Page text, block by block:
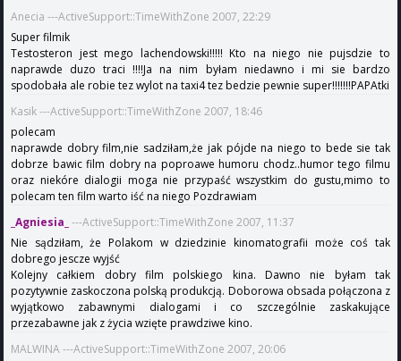
Anecia ---ActiveSupport::TimeWithZone 2007, 22:29
Super filmik
Testosteron jest mego lachendowski!!!!! Kto na niego nie pujsdzie to
naprawde duzo traci !!!!Ja na nim byłam niedawno i mi sie bardzo
spodobała ale robie tez wylot na taxi4 tez bedzie pewnie super!!!!!!!PAPAtki
Kasik ---ActiveSupport::TimeWithZone 2007, 18:46
polecam
naprawde dobry film,nie sadziłam,że jak pójde na niego to bede sie tak
dobrze bawic film dobry na poproawe humoru chodz..humor tego filmu
oraz niekóre dialogii moga nie przypaść wszystkim do gustu,mimo to
polecam ten film warto iść na niego Pozdrawiam
_Agniesia_ ---ActiveSupport::TimeWithZone 2007, 11:37
Nie sądziłam, że Polakom w dziedzinie kinomatografii może coś tak
dobrego jescze wyjść
Kolejny całkiem dobry film polskiego kina. Dawno nie byłam tak
pozytywnie zaskoczona polską produkcją. Doborowa obsada połączona z
wyjątkowo zabawnymi dialogami i co szczególnie zaskakujące
przezabawne jak z życia wzięte prawdziwe kino.
MALWINA ---ActiveSupport::TimeWithZone 2007, 20:06